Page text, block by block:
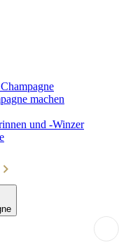
machen
und -Winzer